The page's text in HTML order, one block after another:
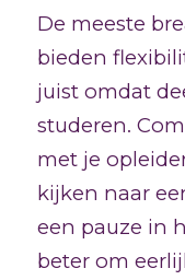
De meeste
bieden
juist omdat
studeren.
met je
kijken naar
een pauze in
beter om